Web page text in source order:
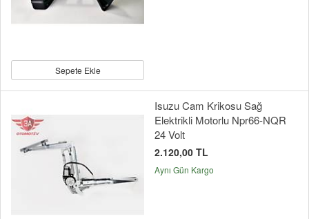
Sepete Ekle
Isuzu Cam Krikosu Sağ
Elektrikli Motorlu Npr66-NQR
24 Volt
2.120,00 TL
Aynı Gün Kargo